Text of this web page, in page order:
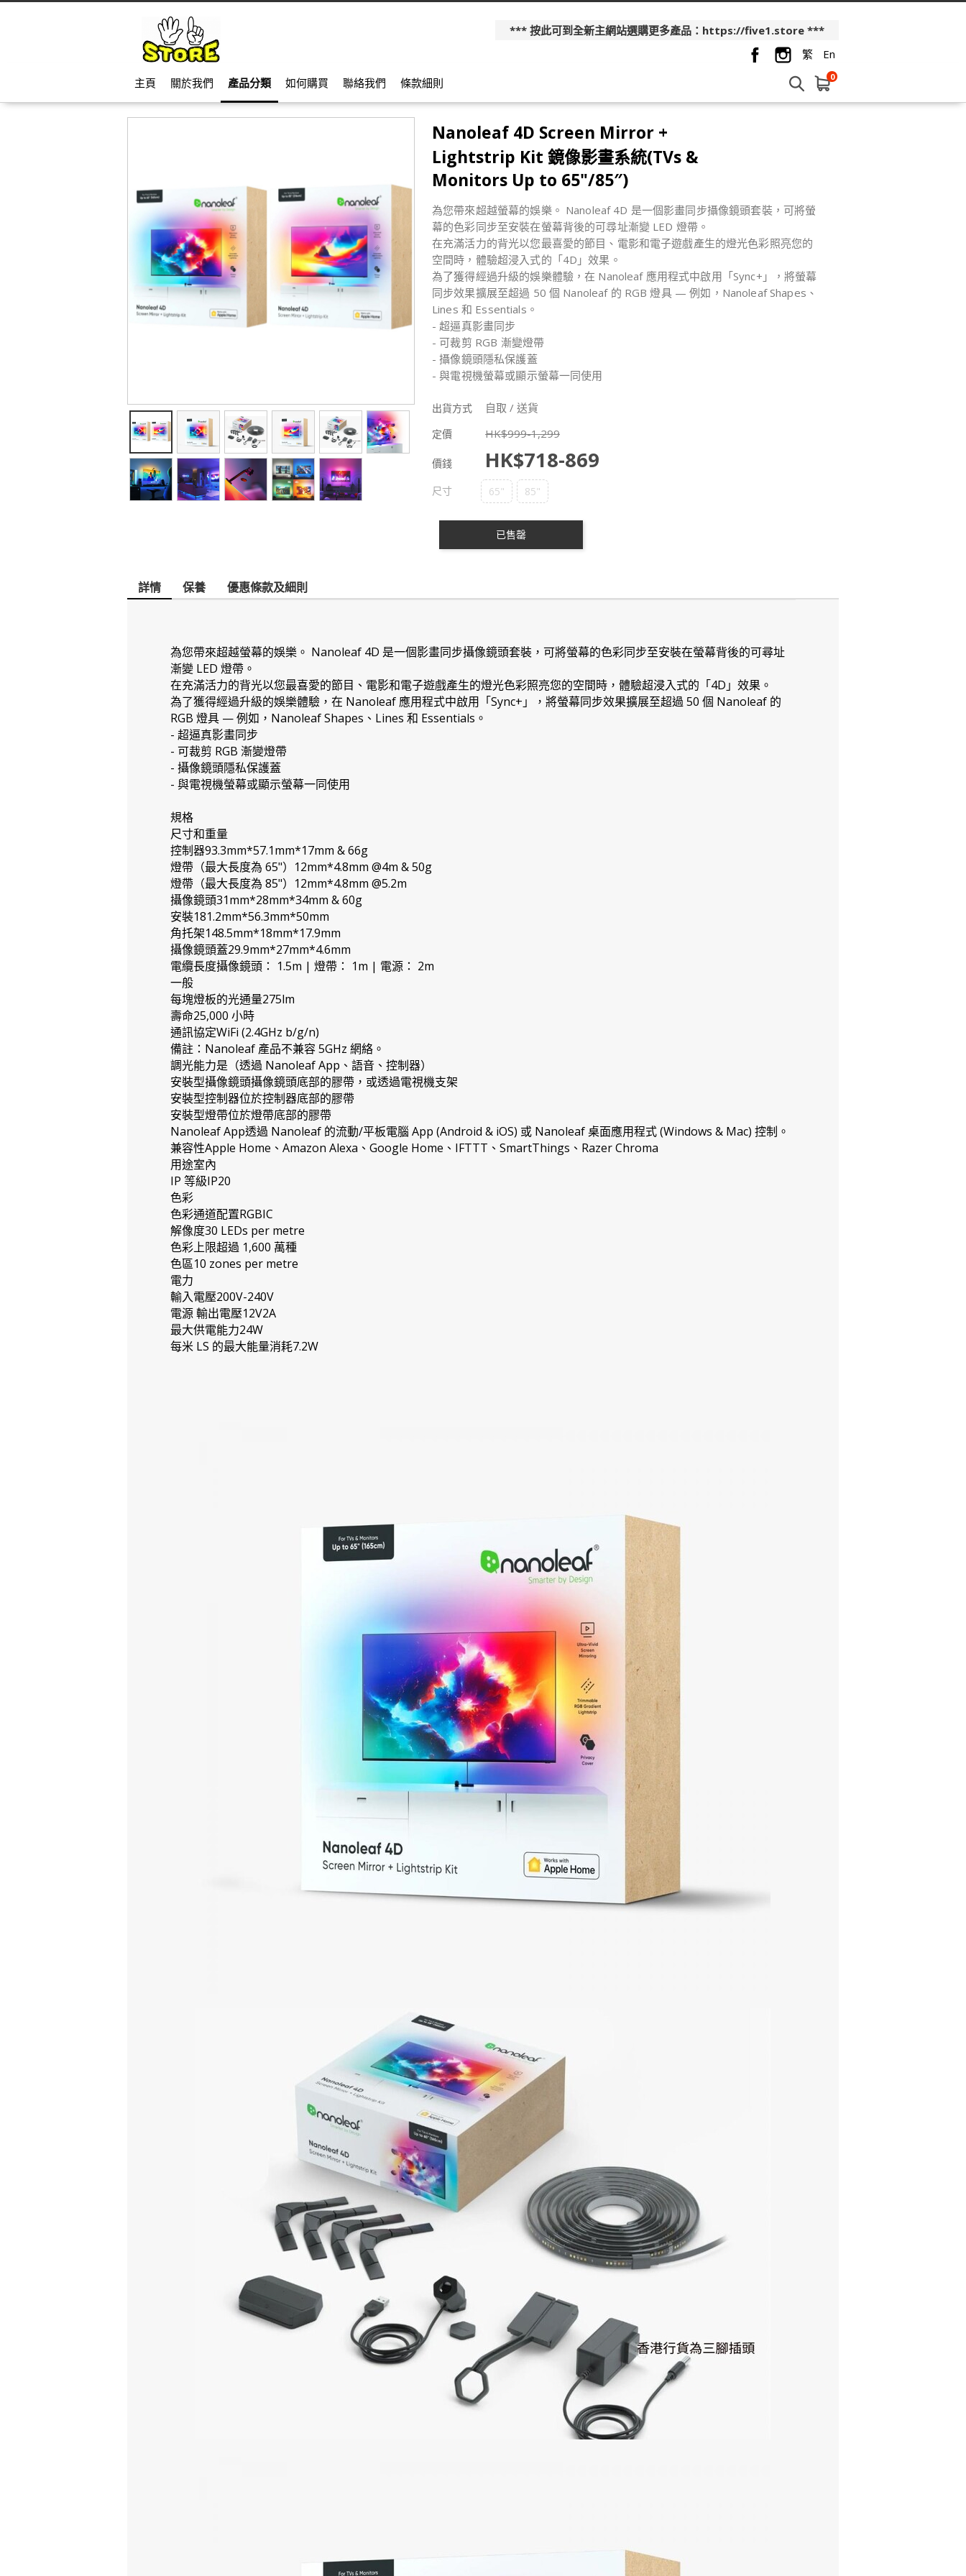
*** 按此可到全新主網站選購更多產品：https://five1.store ***
繁
En
主頁 關於我們 產品分類 如何購買 聯絡我們 條款細則 0
Nanoleaf 4D Screen Mirror +
Lightstrip Kit 鏡像影畫系統(TVs &
Monitors Up to 65"/85″)
為您帶來超越螢幕的娛樂。 Nanoleaf 4D 是一個影畫同步攝像鏡頭套裝，可將螢
幕的色彩同步至安裝在螢幕背後的可尋址漸變 LED 燈帶。
在充滿活力的背光以您最喜愛的節目、電影和電子遊戲產生的燈光色彩照亮您的
空間時，體驗超浸入式的「4D」效果。
為了獲得經過升級的娛樂體驗，在 Nanoleaf 應用程式中啟用「Sync+」，將螢幕
同步效果擴展至超過 50 個 Nanoleaf 的 RGB 燈具 — 例如，Nanoleaf Shapes、
Lines 和 Essentials。
- 超逼真影畫同步
- 可裁剪 RGB 漸變燈帶
- 攝像鏡頭隱私保護蓋
- 與電視機螢幕或顯示螢幕一同使用
出貨方式 自取 / 送貨
定價 HK$999-1,299
價錢 HK$718-869
尺寸 65" 85"
已售罄
詳情 保養 優惠條款及細則
為您帶來超越螢幕的娛樂。 Nanoleaf 4D 是一個影畫同步攝像鏡頭套裝，可將螢幕的色彩同步至安裝在螢幕背後的可尋址
漸變 LED 燈帶。
在充滿活力的背光以您最喜愛的節目、電影和電子遊戲產生的燈光色彩照亮您的空間時，體驗超浸入式的「4D」效果。
為了獲得經過升級的娛樂體驗，在 Nanoleaf 應用程式中啟用「Sync+」，將螢幕同步效果擴展至超過 50 個 Nanoleaf 的
RGB 燈具 — 例如，Nanoleaf Shapes、Lines 和 Essentials。
- 超逼真影畫同步
- 可裁剪 RGB 漸變燈帶
- 攝像鏡頭隱私保護蓋
- 與電視機螢幕或顯示螢幕一同使用
規格
尺寸和重量
控制器93.3mm*57.1mm*17mm & 66g
燈帶（最大長度為 65"）12mm*4.8mm @4m & 50g
燈帶（最大長度為 85"）12mm*4.8mm @5.2m
攝像鏡頭31mm*28mm*34mm & 60g
安裝181.2mm*56.3mm*50mm
角托架148.5mm*18mm*17.9mm
攝像鏡頭蓋29.9mm*27mm*4.6mm
電纜長度攝像鏡頭： 1.5m | 燈帶： 1m | 電源： 2m
一般
每塊燈板的光通量275lm
壽命25,000 小時
通訊協定WiFi (2.4GHz b/g/n)
備註：Nanoleaf 產品不兼容 5GHz 網絡。
調光能力是（透過 Nanoleaf App、語音、控制器）
安裝型攝像鏡頭攝像鏡頭底部的膠帶，或透過電視機支架
安裝型控制器位於控制器底部的膠帶
安裝型燈帶位於燈帶底部的膠帶
Nanoleaf App透過 Nanoleaf 的流動/平板電腦 App (Android & iOS) 或 Nanoleaf 桌面應用程式 (Windows & Mac) 控制。
兼容性Apple Home、Amazon Alexa、Google Home、IFTTT、SmartThings、Razer Chroma
用途室內
IP 等級IP20
色彩
色彩通道配置RGBIC
解像度30 LEDs per metre
色彩上限超過 1,600 萬種
色區10 zones per metre
電力
輸入電壓200V-240V
電源 輸出電壓12V2A
最大供電能力24W
每米 LS 的最大能量消耗7.2W